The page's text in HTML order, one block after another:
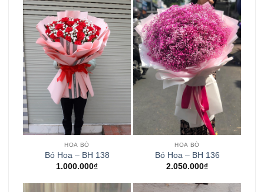
HOA BÓ
Bó Hoa – BH 138
1.000.000₫
HOA BÓ
Bó Hoa – BH 136
2.050.000₫